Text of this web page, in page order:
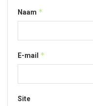
Naam *
E-mail *
Site